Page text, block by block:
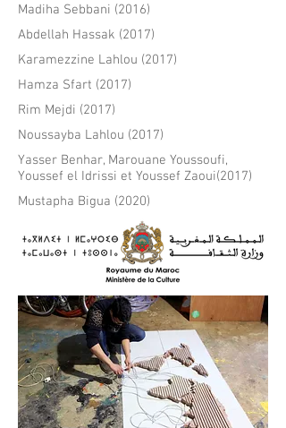
Madiha Sebbani (2016)
Abdellah Hassak (2017)
Karamezzine Lahlou (2017)
Hamza Sfart (2017)
Rim Mejdi (2017)
Noussayba Lahlou (2017)
Yasser Benhar, Marouane Youssoufi,
Youssef el Idrissi et Youssef Zaoui(2017)
Mustapha Bigua (2020)